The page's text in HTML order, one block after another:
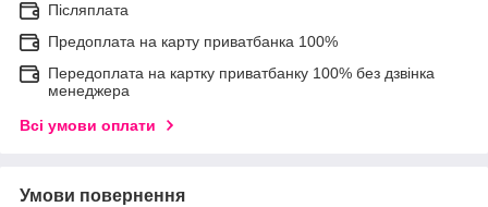
Післяплата
Предоплата на карту приватбанка 100%
Передоплата на картку приватбанку 100% без дзвінка
менеджера
Всі умови оплати
Умови повернення